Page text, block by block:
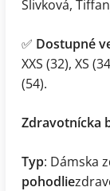
Slivková,
✅ Dostupné
XXS (32), XS
(54).
Zdravotnícka
Typ: Dámska
pohodlie